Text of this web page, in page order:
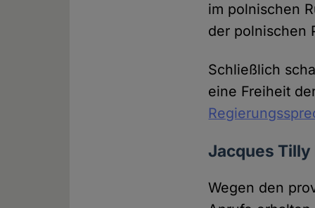
im polnischen
der polnischen
Schließlich
eine Freiheit
Jacques
Wegen den